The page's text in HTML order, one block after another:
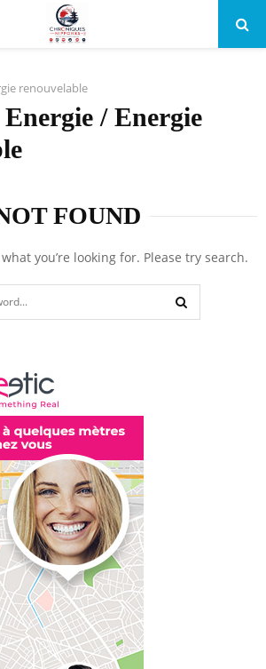
renouvelable
/ Energie
FOUND
you’re looking for. Please try search.